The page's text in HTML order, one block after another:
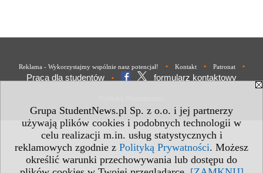
Grupa StudentNews.pl Sp. z o.o. i jej partnerzy
używają plików cookies i podobnych technologii w
celu realizacji m.in. usług statystycznych i
reklamowych zgodnie z Polityką Prywatności. Możesz
określić warunki przechowywania lub dostępu do
Reklama - Wykorzystajmy wspólnie nasz potencjał! • Kontakt • Patronat •
Praca dla studentów • formularz kontaktowy